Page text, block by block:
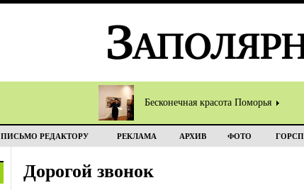
Бесконечная красота Поморья
ПИСЬМО РЕДАКТОРУ РЕКЛАМА АРХИВ ФОТО
Дорогой звонок